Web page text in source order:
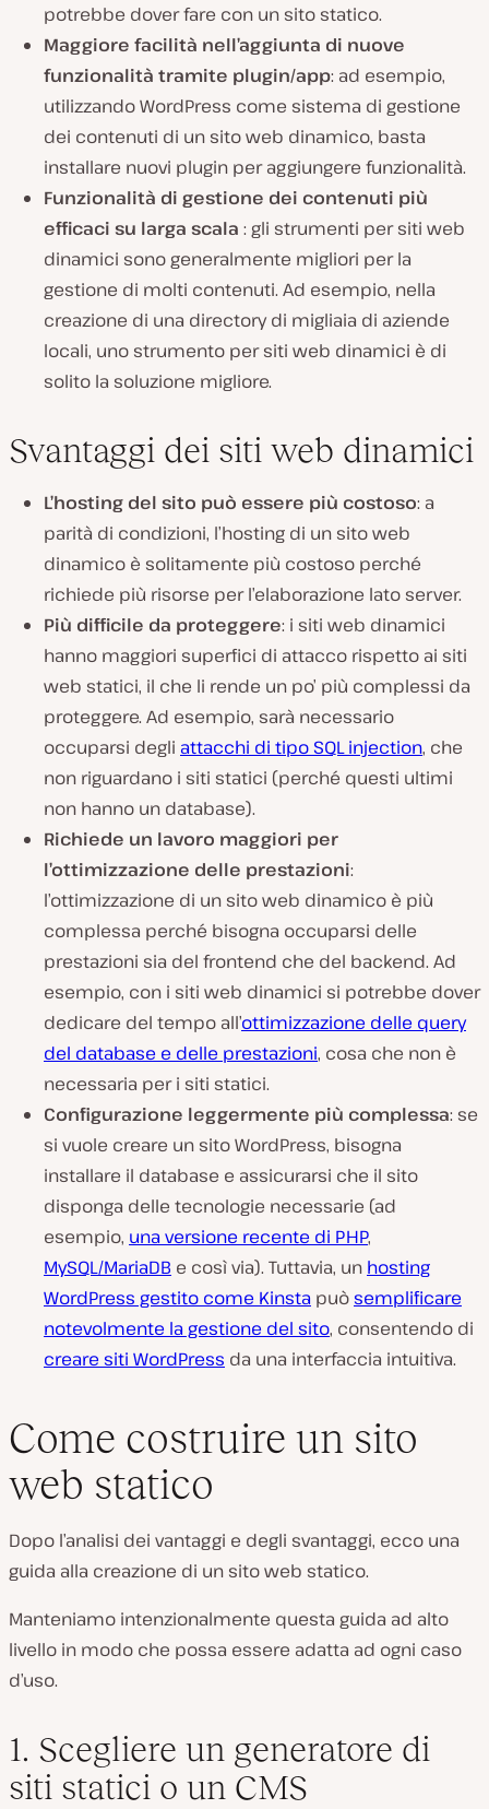
potrebbe dover fare con un sito statico.
Maggiore facilità nell’aggiunta di nuove
funzionalità tramite plugin/app: ad esempio,
utilizzando WordPress come sistema di gestione
dei contenuti di un sito web dinamico, basta
installare nuovi plugin per aggiungere funzionalità.
Funzionalità di gestione dei contenuti più
efficaci su larga scala : gli strumenti per siti web
dinamici sono generalmente migliori per la
gestione di molti contenuti. Ad esempio, nella
creazione di una directory di migliaia di aziende
locali, uno strumento per siti web dinamici è di
solito la soluzione migliore.
Svantaggi dei siti web dinamici
L’hosting del sito può essere più costoso: a
parità di condizioni, l’hosting di un sito web
dinamico è solitamente più costoso perché
richiede più risorse per l’elaborazione lato server.
Più difficile da proteggere: i siti web dinamici
hanno maggiori superfici di attacco rispetto ai siti
web statici, il che li rende un po’ più complessi da
proteggere. Ad esempio, sarà necessario
occuparsi degli attacchi di tipo SQL injection, che
non riguardano i siti statici (perché questi ultimi
non hanno un database).
Richiede un lavoro maggiori per
l’ottimizzazione delle prestazioni:
l’ottimizzazione di un sito web dinamico è più
complessa perché bisogna occuparsi delle
prestazioni sia del frontend che del backend. Ad
esempio, con i siti web dinamici si potrebbe dover
dedicare del tempo all’ottimizzazione delle query
del database e delle prestazioni, cosa che non è
necessaria per i siti statici.
Configurazione leggermente più complessa: se
si vuole creare un sito WordPress, bisogna
installare il database e assicurarsi che il sito
disponga delle tecnologie necessarie (ad
esempio, una versione recente di PHP,
MySQL/MariaDB e così via). Tuttavia, un hosting
WordPress gestito come Kinsta puòsemplificare
notevolmente la gestione del sito, consentendo di
creare siti WordPress da una interfaccia intuitiva.
Come costruire un sito
web statico
Dopo l’analisi dei vantaggi e degli svantaggi, ecco una
guida alla creazione di un sito web statico.
Manteniamo intenzionalmente questa guida ad alto
livello in modo che possa essere adatta ad ogni caso
d’uso.
1. Scegliere un generatore di
siti statici o un CMS